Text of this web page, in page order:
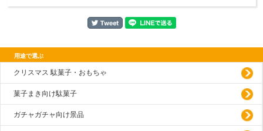
用途で選ぶ
クリスマス 駄菓子・おもちゃ
菓子まき向け駄菓子
ガチャガチャ向け景品